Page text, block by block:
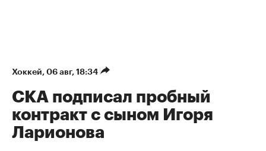
Хоккей⁠, 06 авг, 18:34
СКА подписал пробный
контракт с сыном Игоря
Ларионова